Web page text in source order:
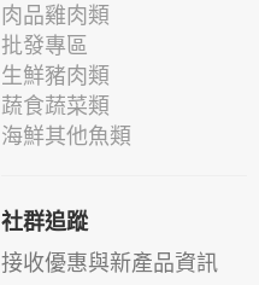
肉品雞肉類
批發專區
生鮮豬肉類
蔬食蔬菜類
海鮮其他魚類
社群追蹤
接收優惠與新產品資訊